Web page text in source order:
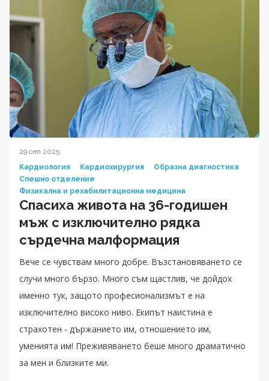
29 сеп 2025
Кардиология
Кардиохирургия
Образна диагностика
Спешно отделение
Физикална и рехабилитационна медицина
Спасиха живота на 36-годишен
мъж с изключително рядка
сърдечна малформация
Вече се чувствам много добре. Възстановяването се
случи много бързо. Много съм щастлив, че дойдох
именно тук, защото професионализмът е на
изключително високо ниво. Екипът наистина е
страхотен - държанието им, отношението им,
уменията им! Преживяването беше много драматично
за мен и близките ми.